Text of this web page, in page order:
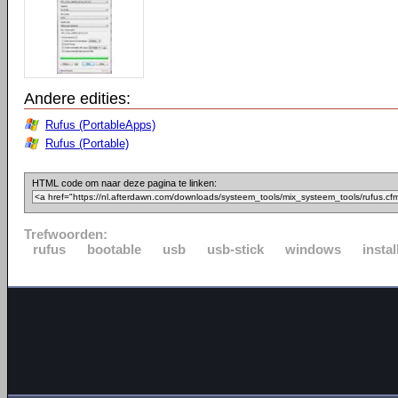
Andere edities:
Rufus (PortableApps)
Rufus (Portable)
HTML code om naar deze pagina te linken:
Trefwoorden:
rufus
bootable usb usb-stick windows